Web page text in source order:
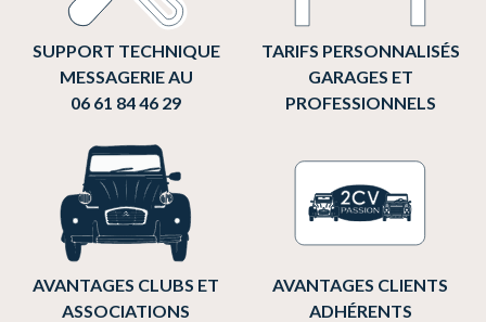
SUPPORT TECHNIQUE
MESSAGERIE AU
06 61 84 46 29
TARIFS PERSONNALISÉS
GARAGES ET
PROFESSIONNELS
AVANTAGES CLUBS ET
ASSOCIATIONS
AVANTAGES CLIENTS
ADHÉRENTS